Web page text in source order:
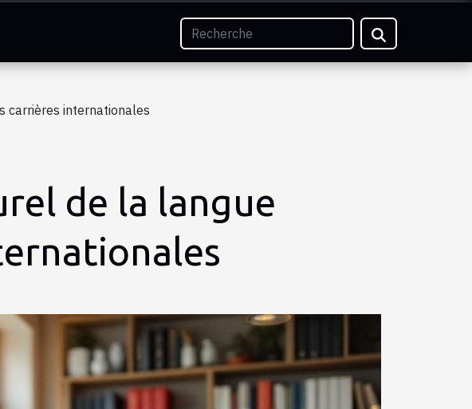
carrières internationales
de la langue